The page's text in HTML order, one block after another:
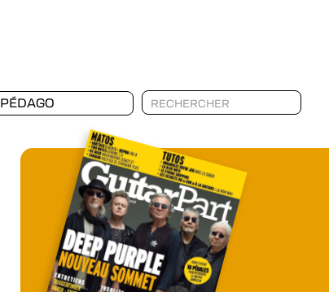
PÉDAGO